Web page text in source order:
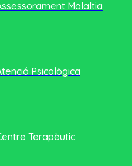
Malaltia
Psicològica
Terapèutic